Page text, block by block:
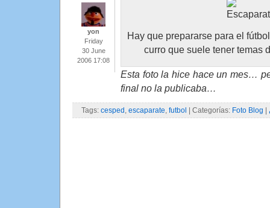
yon
Friday
30 June
2006 17:08
Hay que prepararse para el
curro que suele tener temas
Esta foto la hice hace un mes…
final no la publicaba…
Tags: cesped , escaparate, futbol | Categorías: Foto Blog